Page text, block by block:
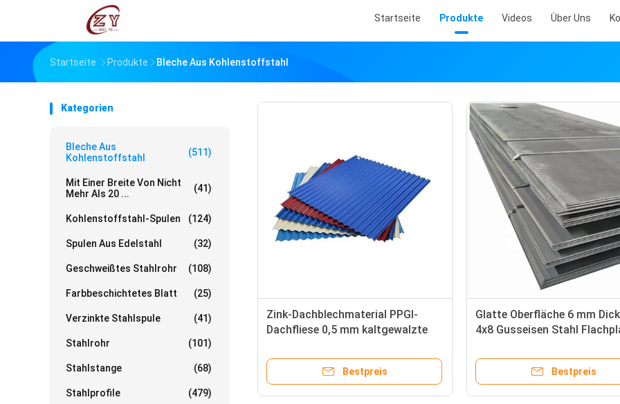
Startseite Produkte Videos Über Uns
Startseite Produkte Bleche Aus Kohlenstoffstahl
Kategorien
Bleche Aus
Kohlenstoffstahl
(511)
Mit Einer Breite Von Nicht
Mehr Als 20 ...
(41)
Kohlenstoffstahl-Spulen (124)
Spulen Aus Edelstahl (32)
Geschweißtes Stahlrohr (108)
Farbbeschichtetes Blatt (25)
Verzinkte Stahlspule (41)
Stahlrohr (101)
Stahlstange (68)
Stahlprofile (479)
Zink-Dachblechmaterial PPGI-
Dachfliese 0,5 mm kaltgewalzte
Oberflächenfarbe
Bestpreis
Glatte Oberfläche 6 mm
4x8 Gusseisen Stahl
Kesselplatte
Bestpreis